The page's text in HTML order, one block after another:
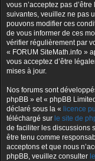
vous n’acceptez pas
suivantes, veuillez ne pas
pouvons modifier ces
de vous informer de ces
vérifier régulièrement par
« FORUM SiteMath.info »
vous acceptez d’être
mises à jour.
Nos forums sont
phpBB » et « phpBB
déclaré sous la « licence
téléchargé sur le site de
de faciliter les discussions
être tenu comme
acceptons et que nous
phpBB, veuillez consulter